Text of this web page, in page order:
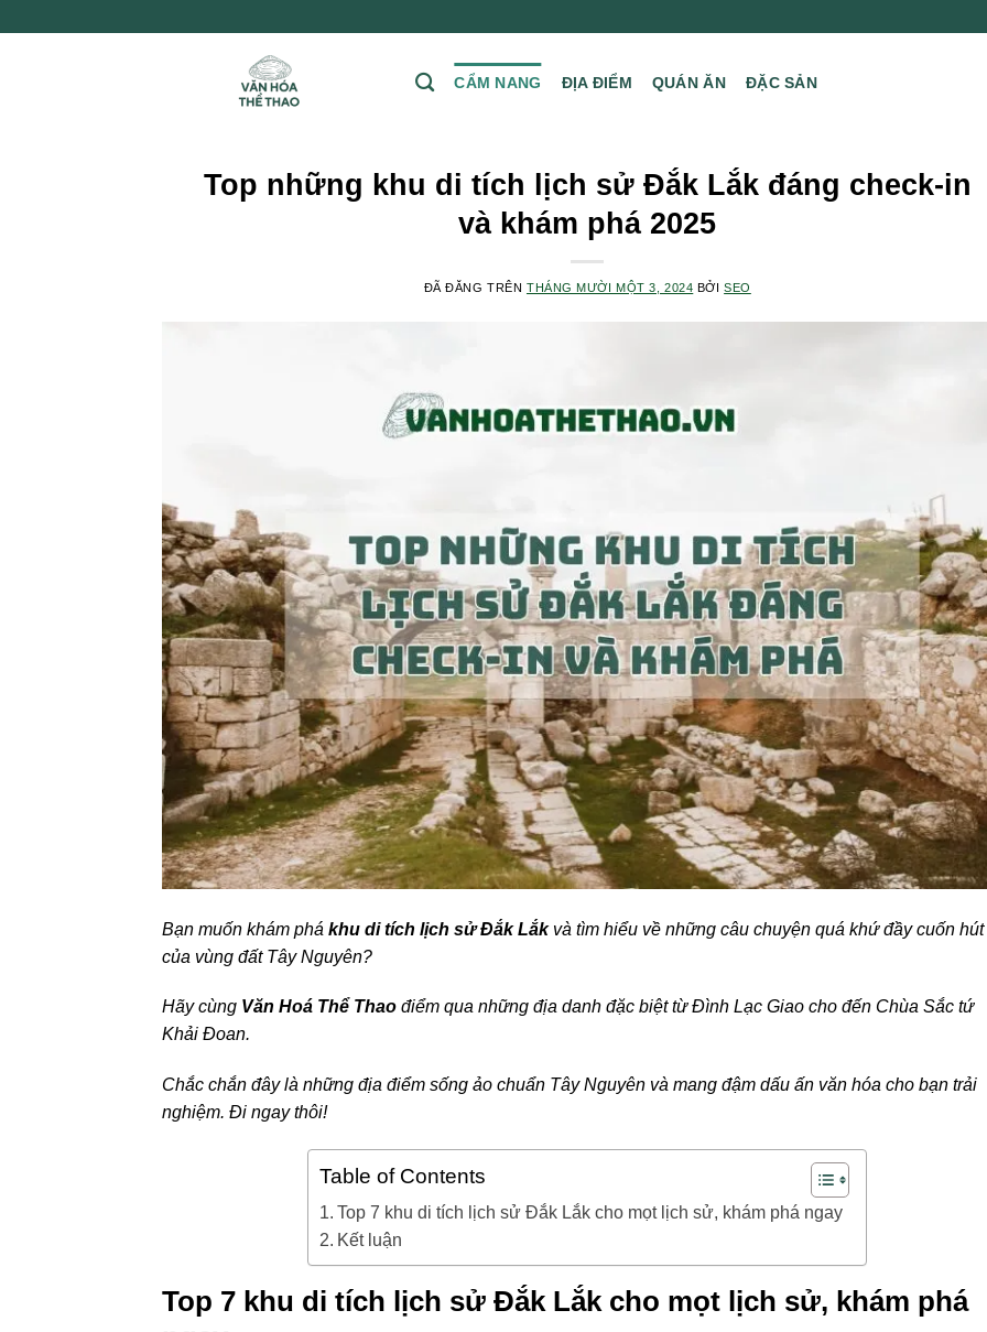
CẨM NANG ĐỊA ĐIỂM QUÁN ĂN ĐẶC SẢN
Top những khu di tích lịch sử Đắk Lắk đáng check-in
và khám phá 2025
ĐÃ ĐĂNG TRÊN THÁNG MƯỜI MỘT 3, 2024 BỞISEO
Bạn muốn khám phá khu di tích lịch sử Đắk Lắkvà tìm hiểu về những câu chuyện quá khứ đầy cuốn hút
của vùng đất Tây Nguyên?
Hãy cùng Văn Hoá Thể Thao điểm qua những địa danh đặc biệt từ Đình Lạc Giao cho đến Chùa Sắc tứ
Khải Đoan.
Chắc chắn đây là những địa điểm sống ảo chuẩn Tây Nguyên và mang đậm dấu ấn văn hóa cho bạn trải
nghiệm. Đi ngay thôi!
Table of Contents
Top 7 khu di tích lịch sử Đắk Lắk cho mọt lịch sử, khám phá ngay
Kết luận
Top 7 khu di tích lịch sử Đắk Lắk cho mọt lịch sử, khám phá